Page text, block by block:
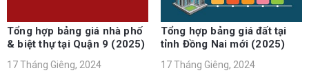
Tổng hợp bảng giá nhà phố
& biệt thự tại Quận 9 (2025)
17 Tháng Giêng, 2024
Tổng hợp bảng giá đất tại
tỉnh Đồng Nai mới (2025)
17 Tháng Giêng, 2024